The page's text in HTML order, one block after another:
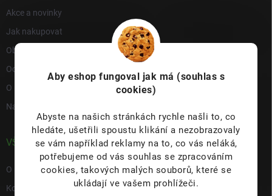
Aby eshop fungoval jak má (souhlas s
cookies)
Abyste na našich stránkách rychle našli to, co
hledáte, ušetřili spoustu klikání a nezobrazovaly
se vám například reklamy na to, co vás neláká,
potřebujeme od vás souhlas se zpracováním
cookies, takových malých souborů, které se
ukládají ve vašem prohlížeči.
Akce a novinky
Jak nakupovat
Obchodní podmínky
Ochrana osobních údajů
O nás
Napište nám
VŠE O NÁS
O nás
Kontakty